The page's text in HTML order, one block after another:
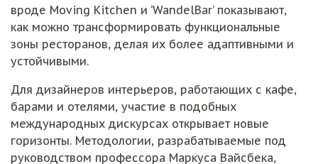
вроде Moving Kitchen и ‘WandelBar’ показывают,
как можно трансформировать функциональные
зоны ресторанов, делая их более адаптивными и
устойчивыми.
Для дизайнеров интерьеров, работающих с кафе,
барами и отелями, участие в подобных
международных дискурсах открывает новые
горизонты. Методологии, разрабатываемые под
руководством профессора Маркуса Вайсбека,